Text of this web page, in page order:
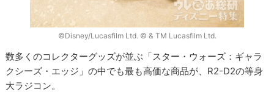
©Disney/Lucasfilm Ltd. © & TM Lucasfilm Ltd.
数多くのコレクターグッズが並ぶ「スター・ウォーズ：ギャラ
クシーズ・エッジ」の中でも最も高価な商品が、R2-D2の等身
大ラジコン。